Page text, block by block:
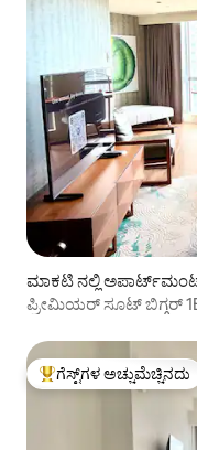
ಮಾಕಟಿ ನಲ್ಲಿ
ಪ್ರೀಮಿಯರ್ ಸೂಟ್ ಬಿಗ್ಗರ್
ಗೆಸ್ಟ್‌ಗಳಿಗೆ ಅತಿ ಹೆಚ್ಚು
ಗೆಸ್ಟ್‌ಗಳ ಅಚ್ಚುಮೆಚ್ಚಿನದು